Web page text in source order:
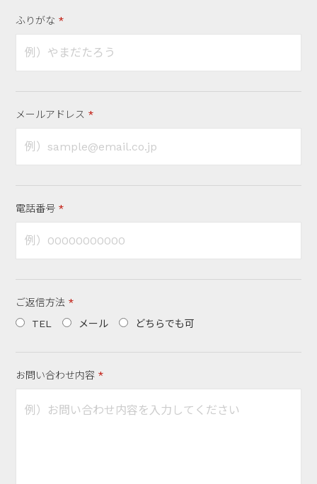
ふりがな
メールアドレス
電話番号
ご返信方法
TEL
メール どちらでも可
お問い合わせ内容